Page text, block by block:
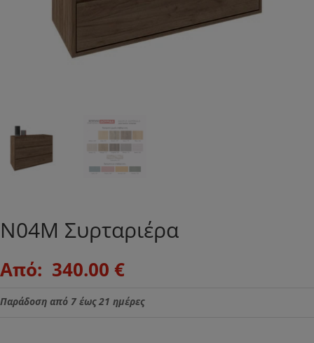
Ν04Μ Συρταριέρα
Από: Original
price
was:
340.00 €Η
τιμή
Παράδοση από 7 έως 21 ημέρες